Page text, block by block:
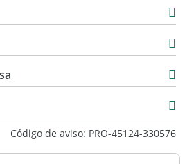
del CMCPM
Col. 3047 del CMCPM
Código de aviso: PRO-45124-330576